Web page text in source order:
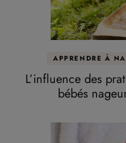
APPRENDRE À
L’influence des
bébés